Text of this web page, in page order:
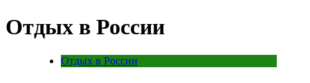
Отдых в России
Отдых в России